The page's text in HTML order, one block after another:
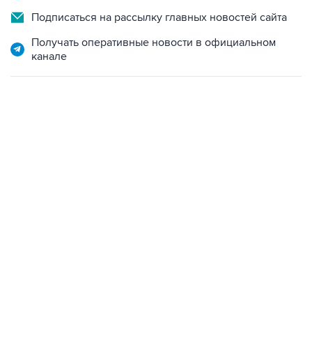
Подписаться на рассылку главных новостей сайта
Получать оперативные новости в официальном
канале